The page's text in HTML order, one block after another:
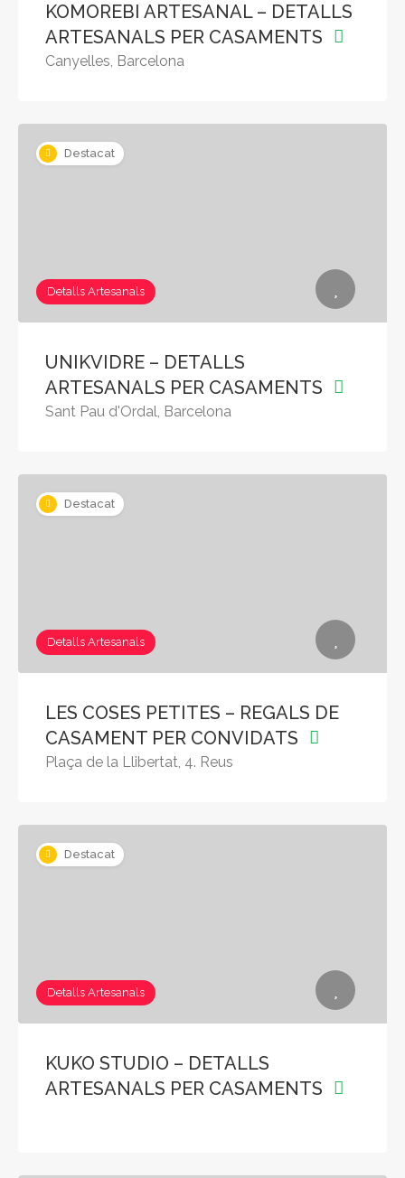
KOMOREBI ARTESANAL – DETALLS
ARTESANALS PER CASAMENTS
Canyelles, Barcelona
Destacat
Detalls Artesanals
UNIKVIDRE – DETALLS
ARTESANALS PER CASAMENTS
Sant Pau d'Ordal, Barcelona
Destacat
Detalls Artesanals
LES COSES PETITES – REGALS DE
CASAMENT PER CONVIDATS
Plaça de la Llibertat, 4. Reus
Destacat
Detalls Artesanals
KUKO STUDIO – DETALLS
ARTESANALS PER CASAMENTS